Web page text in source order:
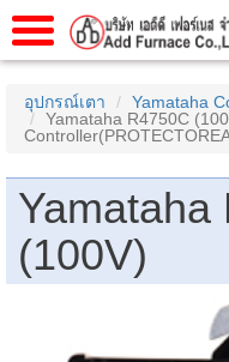
บเราAbout Us
เราContact Us
อุปกรณ์เตา
Yamataha
Yamataha R4750C
Yamataha
(100V)